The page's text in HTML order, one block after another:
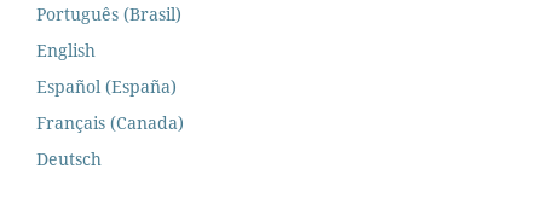
Português (Brasil)
English
Español (España)
Français (Canada)
Deutsch